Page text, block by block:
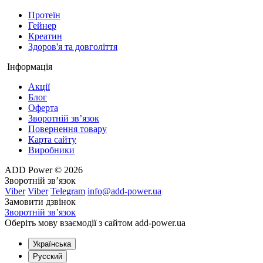
У чому переваги соєвого протеїну
Соєвий білок давно використовується у спортивному
харчуванні завдяки поєднанню практичності та
тренування, так і між основними прийомами їжі.
Основні переваги:
високий вміст білка в порції;
рослинне походження;
хороший амінокислотний профіль;
підходить для приготування коктейлів, каш, смузі та
десертів;
може використовуватися після тренування і протягом
дня;
зручний для людей, які виключають молочні продукти;
допомагає підтримувати відновлення м’язів і відчуття
ситості.
Протеїн
Гейнер
Креатин
Здоров'я та довголіття
Інформація
Акції
Блог
Оферта
Зворотній зв’язок
Повернення товару
Карта сайту
Виробники
ADD Power © 2026
Зворотній зв’язок
Viber Viber Telegram info@add-power.ua
Замовити дзвінок
Зворотній зв’язок
Оберіть мову взаємодії з сайтом add-power.ua
Українська
Русский